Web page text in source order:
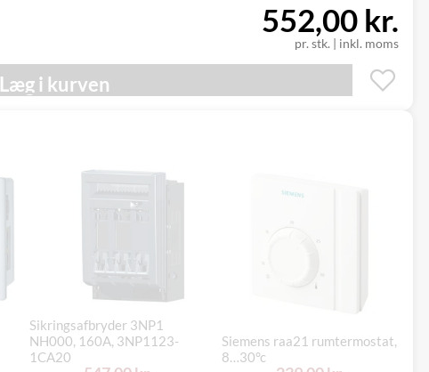
pr. stk. | inkl. moms
552,00 kr.
Læg i kurven
Sikringsafbryder 3NP1
NH000, 160A, 3NP1123-
1CA20
Siemens raa21 rumtermostat,
8…30°c